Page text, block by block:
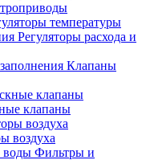
температуры
Регуляторы расхода и
Клапаны
клапаны
воздуха
Фильтры и